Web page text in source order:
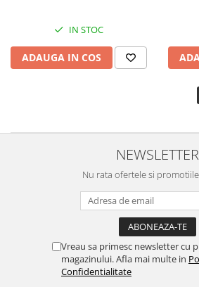
IN STOC
ADAUGA IN COS
NEWSLETTER
Nu rata ofertele si
Vreau sa primesc newsletter cu
magazinului. Afla mai multe in
Confidentialitate